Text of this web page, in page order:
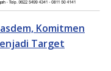
Komitmen
Target